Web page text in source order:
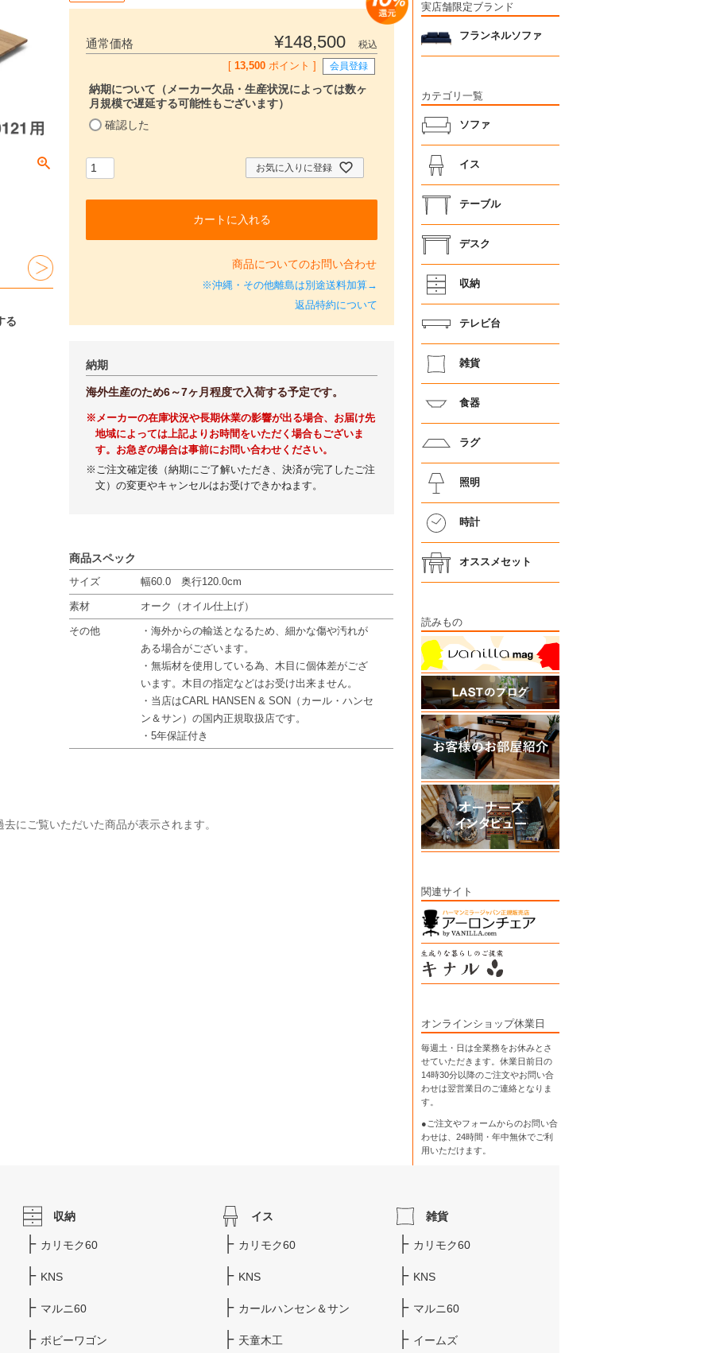
る
通常価格 ¥148,500
税込
[ 13,500 ポイント ] 会員登録
納期について（メーカー欠品・生産状況によっては数ヶ
月規模で遅延する可能性もございます）
)
確認した
お気に入りに登録
カートに入れる
商品についてのお問い合わせ
※沖縄・その他離島は別途送料加算→
返品特約について
納期
海外生産のため6～7ヶ月程度で入荷する予定です。
※メーカーの在庫状況や長期休業の影響が出る場合、お届け先
地域によっては上記よりお時間をいただく場合もございま
す。お急ぎの場合は事前にお問い合わせください。
※ご注文確定後（納期にご了解いただき、決済が完了したご注
文）の変更やキャンセルはお受けできかねます。
商品スペック
サイズ 幅60.0 奥行120.0cm
素材 オーク（オイル仕上げ）
その他
・海外からの輸送となるため、細かな傷や汚れが
ある場合がございます。
・無垢材を使用している為、木目に個体差がござ
います。木目の指定などはお受け出来ません。
・当店はCARL HANSEN & SON（カール・ハンセ
ン＆サン）の国内正規取扱店です。
・5年保証付き
去にご覧いただいた商品が表示されます。
実店舗限定ブランド
フランネルソファ
カテゴリ一覧
ソファ
イス
テーブル
デスク
収納
テレビ台
雑貨
食器
ラグ
照明
時計
オススメセット
読みもの
関連サイト
オンラインショップ休業日
毎週土・日は全業務をお休みとさ
せていただきます。休業日前日の
14時30分以降のご注文やお問い合
わせは翌営業日のご連絡となりま
す。
●ご注文やフォームからのお問い合
わせは、 24時間・年中無休でご利
用いただけます。
収納
カリモク60
KNS
マルニ60
ボビーワゴン
イス
カリモク60
KNS
カールハンセン＆サン
天童木工
雑貨
カリモク60
KNS
マルニ60
イームズ